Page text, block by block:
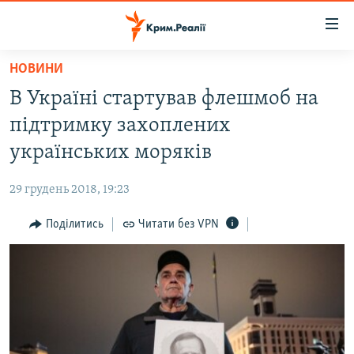
Перейти
основного
матеріалу
Перейти
до
основної
навігації
Перейти
до
ВОДА.КРИМ
ВІДЕО ТА ФОТО
БЛОГИ
ПОГЛЯД
ДЕПОРТАЦІЯ
ЯК ОБІЙТИ БЛОКУВАННЯ
НОВИНИ
В Україні стартував флешмоб на
підтримку захоплених
українських моряків
29 грудень 2018, 19:23
Поділитись Читати без VPN